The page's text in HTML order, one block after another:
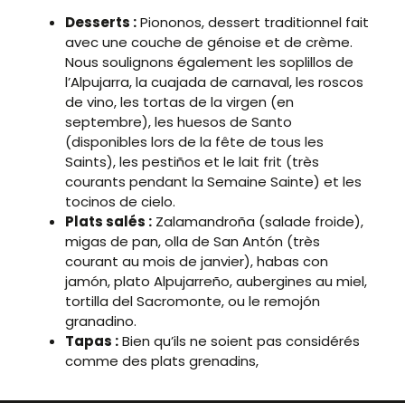
Desserts :Piononos, dessert traditionnel fait
avec une couche de génoise et de crème.
Nous soulignons également les soplillos de
l’Alpujarra, la cuajada de carnaval, les roscos
de vino, les tortas de la virgen (en
septembre), les huesos de Santo
(disponibles lors de la fête de tous les
Saints), les pestiños et le lait frit (très
courants pendant la Semaine Sainte) et les
tocinos de cielo.
Plats salés : Zalamandroña (salade froide),
migas de pan, olla de San Antón (très
courant au mois de janvier), habas con
jamón, plato Alpujarreño, aubergines au miel,
tortilla del Sacromonte, ou le remojón
granadino.
Tapas :Bien qu’ils ne soient pas considérés
comme des plats grenadins,